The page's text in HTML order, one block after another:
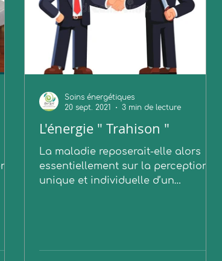
L'énergie " Trahison "
La maladie reposerait-elle alors
essentiellement sur la perception
unique et individuelle d’un
Soins énergétiques
20 sept. 2021
3 min de lecture